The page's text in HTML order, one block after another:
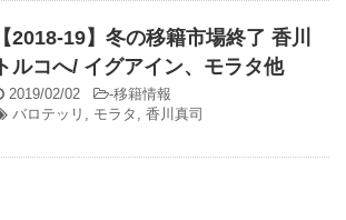
【2018-19】冬の移籍市場終了 香川
トルコへ/ イグアイン、モラタ他
2019/02/02 -移籍情報
バロテッリ , モラタ , 香川真司